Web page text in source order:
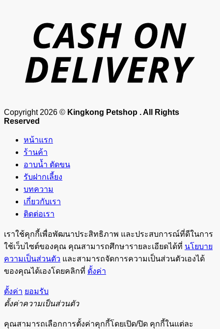
Copyright 2026 © Kingkong Petshop . All Rights
Reserved
หน้าแรก
ร้านค้า
อาบน้ำ ตัดขน
รับฝากเลี้ยง
บทความ
เกี่ยวกับเรา
ติดต่อเรา
เราใช้คุกกี้เพื่อพัฒนาประสิทธิภาพ และประสบการณ์ที่ดีในการ
ใช้เว็บไซต์ของคุณ คุณสามารถศึกษารายละเอียดได้ที่ นโยบาย
ความเป็นส่วนตัว และสามารถจัดการความเป็นส่วนตัวเองได้
ของคุณได้เองโดยคลิกที่ ตั้งค่า
ตั้งค่า ยอมรับ
ตั้งค่าความเป็นส่วนตัว
คุณสามารถเลือกการตั้งค่าคุกกี้โดยเปิด/ปิด คุกกี้ในแต่ละ